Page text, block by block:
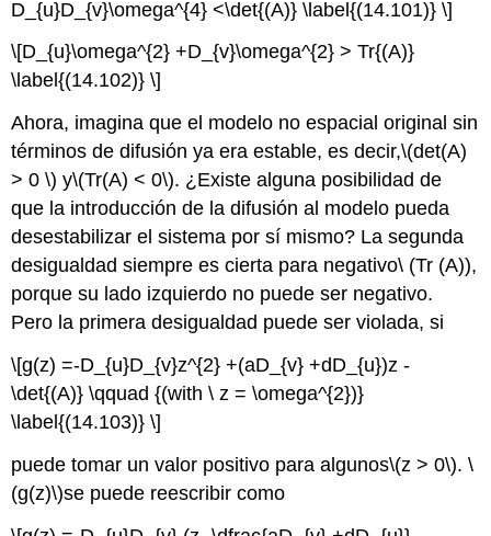
D_{u}D_{v}\omega^{4} <\det{(A)} \label{(14.101)} \]
\[D_{u}\omega^{2} +D_{v}\omega^{2} > Tr{(A)}
\label{(14.102)} \]
Ahora, imagina que el modelo no espacial original sin
términos de difusión ya era estable, es decir,\(det(A)
> 0 \) y\(Tr(A) < 0\). ¿Existe alguna posibilidad de
que la introducción de la difusión al modelo pueda
desestabilizar el sistema por sí mismo? La segunda
desigualdad siempre es cierta para negativo\ (Tr (A)),
porque su lado izquierdo no puede ser negativo.
Pero la primera desigualdad puede ser violada, si
\[g(z) =-D_{u}D_{v}z^{2} +(aD_{v} +dD_{u})z -
\det{(A)} \qquad {(with \ z = \omega^{2})}
\label{(14.103)} \]
puede tomar un valor positivo para algunos\(z > 0\).\
(g(z)\)se puede reescribir como